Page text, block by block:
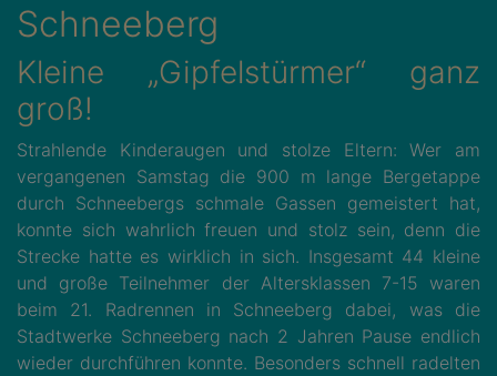
Schneeberg
Kleine „Gipfelstürmer“ ganz
groß!
Strahlende Kinderaugen und stolze Eltern: Wer am
vergangenen Samstag die 900 m lange Bergetappe
durch Schneebergs schmale Gassen gemeistert hat,
konnte sich wahrlich freuen und stolz sein, denn die
Strecke hatte es wirklich in sich. Insgesamt 44 kleine
und große Teilnehmer der Altersklassen 7-15 waren
beim 21. Radrennen in Schneeberg dabei, was die
Stadtwerke Schneeberg nach 2 Jahren Pause endlich
wieder durchführen konnte. Besonders schnell radelten